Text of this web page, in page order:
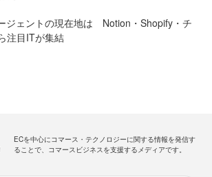
ジェントの現在地は Notion・Shopify・チ
注目ITが集結
ECを中心にコマース・テクノロジーに関する情報を発信す
ることで、コマースビジネスを支援するメディアです。